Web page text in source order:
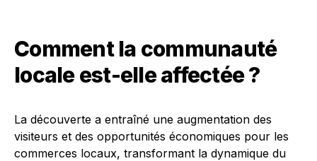
Comment la communauté
locale est-elle affectée ?
La découverte a entraîné une augmentation des
visiteurs et des opportunités économiques pour les
commerces locaux, transformant la dynamique du